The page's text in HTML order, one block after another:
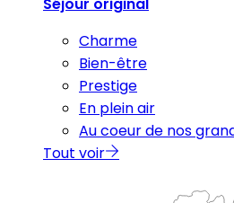
Charme
Bien-être
Prestige
En plein air
Au coeur de nos
Tout voir